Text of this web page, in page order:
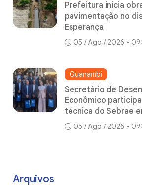
Prefeitura inicia
pavimentação no
Esperança
05 / Ago / 2026 -
Guanambi
Secretário de
Econômico
técnica do Sebrae
05 / Ago / 2026 -
Arquivos